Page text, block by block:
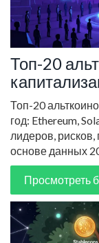
Топ-20
риски и
Топ-20
год: Ethereum,
лидеров,
основе данных
Просмотреть